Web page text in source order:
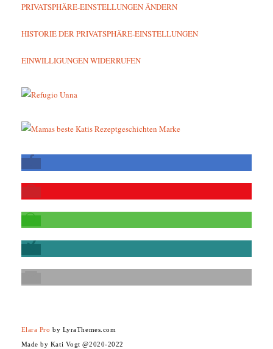
PRIVATSPHÄRE-EINSTELLUNGEN ÄNDERN
HISTORIE DER PRIVATSPHÄRE-EINSTELLUNGEN
EINWILLIGUNGEN WIDERRUFEN
Elara Pro by LyraThemes.com
Made by Kati Vogt @2020-2022